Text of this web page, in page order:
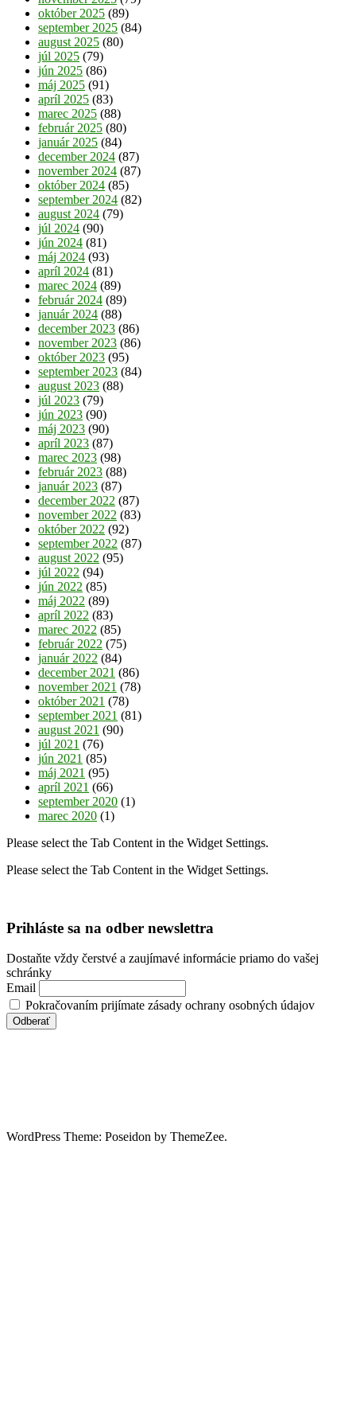
október 2025 (89)
september 2025 (84)
august 2025 (80)
júl 2025 (79)
jún 2025 (86)
máj 2025 (91)
apríl 2025 (83)
marec 2025 (88)
február 2025 (80)
január 2025 (84)
december 2024 (87)
november 2024 (87)
október 2024 (85)
september 2024 (82)
august 2024 (79)
júl 2024 (90)
jún 2024 (81)
máj 2024 (93)
apríl 2024 (81)
marec 2024 (89)
február 2024 (89)
január 2024 (88)
december 2023 (86)
november 2023 (86)
október 2023 (95)
september 2023 (84)
august 2023 (88)
júl 2023 (79)
jún 2023 (90)
máj 2023 (90)
apríl 2023 (87)
marec 2023 (98)
február 2023 (88)
január 2023 (87)
december 2022 (87)
november 2022 (83)
október 2022 (92)
september 2022 (87)
august 2022 (95)
júl 2022 (94)
jún 2022 (85)
máj 2022 (89)
apríl 2022 (83)
marec 2022 (85)
február 2022 (75)
január 2022 (84)
december 2021 (86)
november 2021 (78)
október 2021 (78)
september 2021 (81)
august 2021 (90)
júl 2021 (76)
jún 2021 (85)
máj 2021 (95)
apríl 2021 (66)
september 2020 (1)
marec 2020 (1)
Please select the Tab Content in the Widget Settings.
Please select the Tab Content in the Widget Settings.
Prihláste sa na odber newslettra
Dostaňte vždy čerstvé a zaujímavé informácie priamo do vašej
schránky
Email
Pokračovaním prijímate zásady ochrany osobných údajov
WordPress Theme: Poseidon by ThemeZee.